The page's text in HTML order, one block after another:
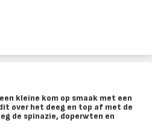
kleine kom op smaak met een
over het deeg en top af met de
de spinazie, doperwten en